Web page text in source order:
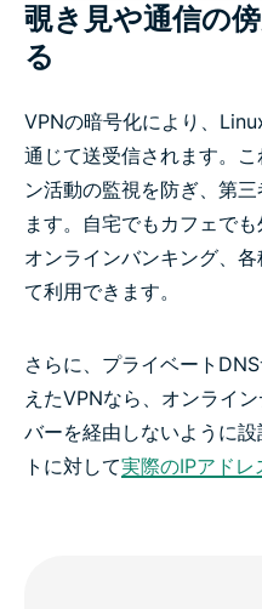
よくあるご質問
覗き見や通信の
る
VPNの暗号化により、
通じて送受信されます。
ン活動の監視を防ぎ、第
ます。自宅でもカフェで
オンラインバンキング、
て利用できます。
さらに、プライベート
えたVPNなら、オンライ
バーを経由しないように
トに対して実際のIPアドレ